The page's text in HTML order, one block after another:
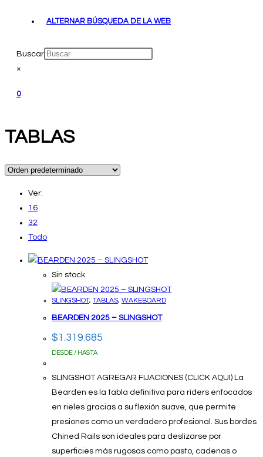
ALTERNAR BÚSQUEDA DE LA WEB
Buscar
×
0
TABLAS
Ver:
16
32
Todo
Sin stock
SLINGSHOT, TABLAS, WAKEBOARD
BEARDEN 2025 – SLINGSHOT
$1.319.685
DESDE / HASTA
SLINGSHOT AGREGAR FIJACIONES (CLICK AQUI) La
Bearden es la tabla definitiva para riders enfocados
en rieles gracias a su flexión suave, que permite
presiones como un verdadero profesional. Sus bordes
Chined Rails son ideales para deslizarse por
superficies más rugosas como pasto, cadenas o